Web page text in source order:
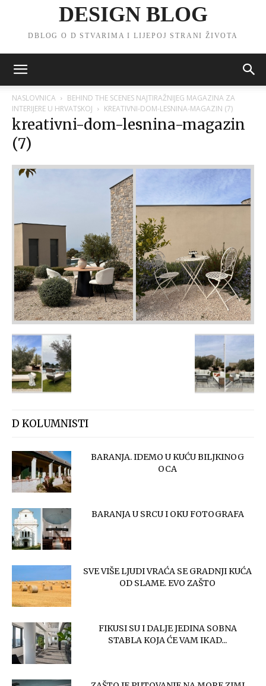
DESIGN BLOG
DBLOG O D STVARIMA I LIJEPOJ STRANI ŽIVOTA
NASLOVNICA
BEHIND THE SCENES NAJTIRAŽNIJEG MAGAZINA ZA
INTERIJERE U HRVATSKOJ
KREATIVNI-DOM-LESNINA-MAGAZIN (7)
kreativni-dom-lesnina-magazin
(7)
D KOLUMNISTI
BARANJA. IDEMO U KUĆU BILJKINOG
OCA
BARANJA U SRCU I OKU FOTOGRAFA
SVE VIŠE LJUDI VRAĆA SE GRADNJI KUĆA
OD SLAME. EVO ZAŠTO
FIKUSI SU I DALJE JEDINA SOBNA
STABLA KOJA ĆE VAM IKAD...